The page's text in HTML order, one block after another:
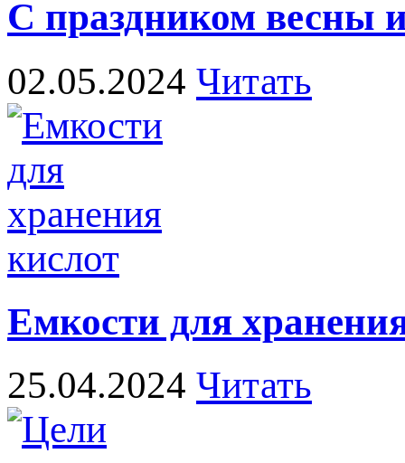
С праздником весны
02.05.2024 Читать
Емкости для
25.04.2024 Читать